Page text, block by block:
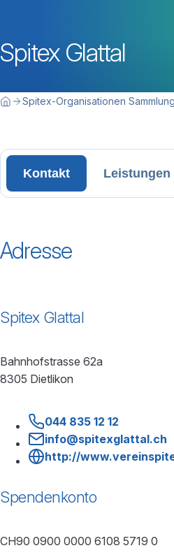
Spitex Glattal
Sie befinden sich hier:
HomeSpitex-Organisationen Sammlung
Kontakt Leistungen
Adresse
Spitex Glattal
Bahnhofstrasse 62a
8305 Dietlikon
044 835 12 12
info@spitexglattal.ch
http://
Spendenkonto
CH90 0900 0000 6108 5719 0